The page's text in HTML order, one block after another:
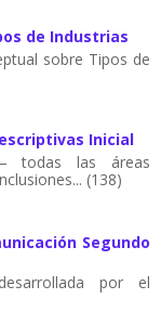
de Industrias
sobre Tipos de
Inicial
– todas las áreas
(138)
Segundo
por el